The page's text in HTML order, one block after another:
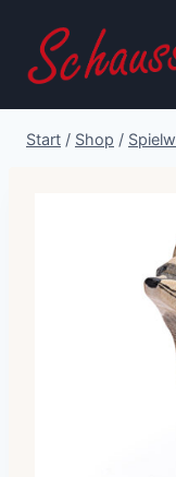
Inhalt
springen
Start / Shop /